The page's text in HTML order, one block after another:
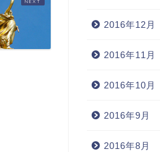
2016年12月
2016年11月
2016年10月
2016年9月
2016年8月